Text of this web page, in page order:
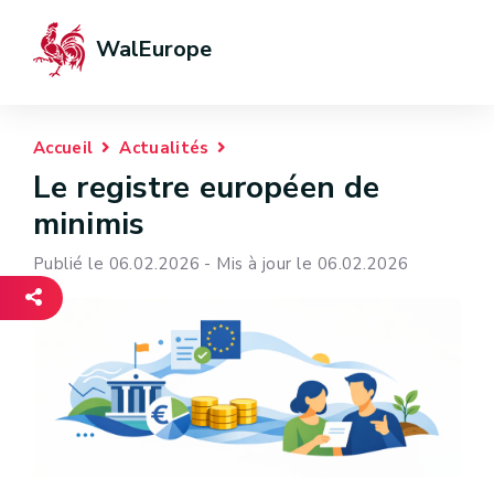
WalEurope
Accueil Actualités
Le registre européen de
minimis
Publié le 06.02.2026 - Mis à jour le 06.02.2026